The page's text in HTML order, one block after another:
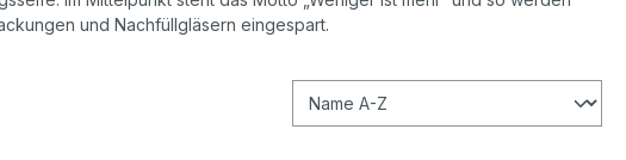
und Nachfüllgläsern eingespart.